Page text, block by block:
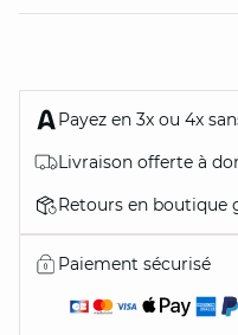
Payez en 3x ou 4x
Livraison offerte à
Retours en boutique
Paiement sécurisé